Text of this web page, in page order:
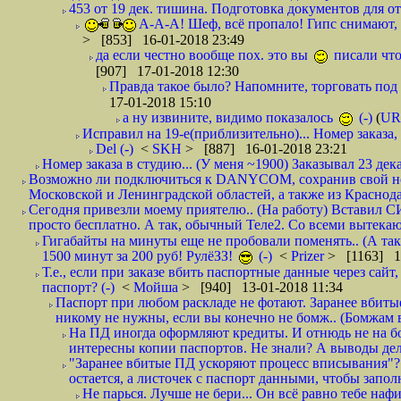
453 от 19 дек. тишина. Подготовка документов для
А-А-А! Шеф, всё пропало! Гипс снимают,
> [853] 16-01-2018 23:49
да если честно вообще пох. это вы
писали
[907] 17-01-2018 12:30
Правда такое было? Напомните, торговать
17-01-2018 15:10
а ну извините, видимо показалось
(-) (
Исправил на 19-е(приблизительно)... Номер
Del (-) < SKH > [887] 16-01-2018 23:21
Номер заказа в студию... (У меня ~1900) Заказывал 23
Возможно ли подключиться к DANYCOM, сохранив свой
Московской и Ленинградской областей, а также из
Сегодня привезли моему приятелю.. (На работу) Вставил
просто бесплатно. А так, обычный Теле2. Со всеми
Гигабайты на минуты еще не пробовали поменять.. (А
1500 минут за 200 руб! РулёЗЗ!
(-) < Prizer> [1163]
Т.е., если при заказе вбить паспортные данные через
паспорт? (-) < Мойша > [940] 13-01-2018 11:34
Паспорт при любом раскладе не фотают. Заранее
никому не нужны, если вы конечно не бомж.. (Бомжам
На ПД иногда оформляют кредиты. И отнюдь не на
интересны копии паспортов. Не знали? А выводы
"Заранее вбитые ПД ускоряют процесс
остается, а листочек с паспорт данными, чтобы
Не парься. Лучше не бери... Он всё равно тебе